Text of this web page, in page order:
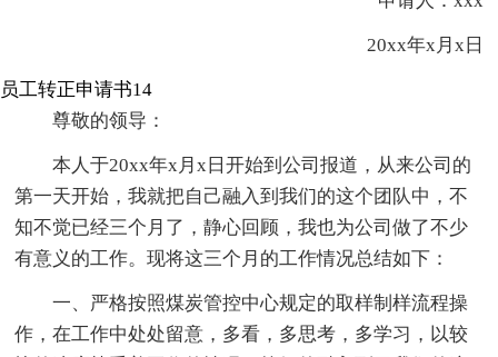
20xx年x月x日
员工转正申请书14
尊敬的领导：
本人于20xx年x月x日开始到公司报道，从来公司的
第一天开始，我就把自己融入到我们的这个团队中，不
知不觉已经三个月了，静心回顾，我也为公司做了不少
有意义的工作。现将这三个月的工作情况总结如下：
一、严格按照煤炭管控中心规定的取样制样流程操
作，在工作中处处留意，多看，多思考，多学习，以较